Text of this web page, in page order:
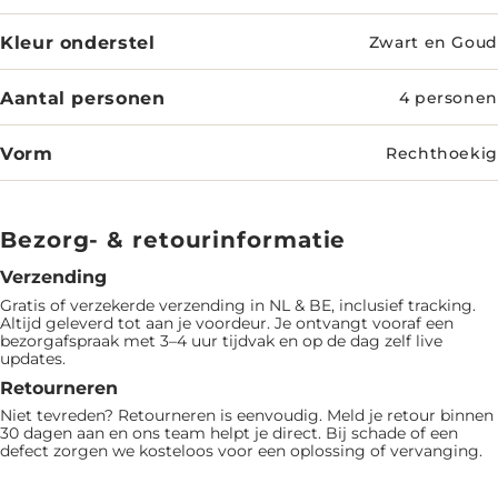
Kleur onderstel Zwart en Goud
Aantal personen 4 personen
Vorm Rechthoekig
Bezorg- & retourinformatie
Verzending
Gratis of verzekerde verzending in NL & BE, inclusief tracking.
Altijd geleverd tot aan je voordeur. Je ontvangt vooraf een
bezorgafspraak met 3–4 uur tijdvak en op de dag zelf live
updates.
Retourneren
Niet tevreden? Retourneren is eenvoudig. Meld je retour binnen
30 dagen aan en ons team helpt je direct. Bij schade of een
defect zorgen we kosteloos voor een oplossing of vervanging.